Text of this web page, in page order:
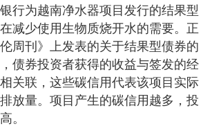
行为越南净水器项目发行的结果型
减少使用生物质烧开水的需要。正
周刊》上发表的关于结果型债券的
债券投资者获得的收益与签发的经
关联，这些碳信用代表该项目实际
放量。项目产生的碳信用越多，投
。